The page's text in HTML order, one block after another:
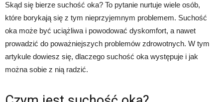
Skąd się bierze suchość oka? To pytanie nurtuje wiele osób,
które borykają się z tym nieprzyjemnym problemem. Suchość
oka może być uciążliwa i powodować dyskomfort, a nawet
prowadzić do poważniejszych problemów zdrowotnych. W tym
artykule dowiesz się, dlaczego suchość oka występuje i jak
można sobie z nią radzić.